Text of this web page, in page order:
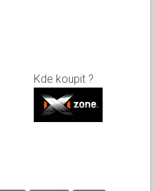
Kde koupit ?